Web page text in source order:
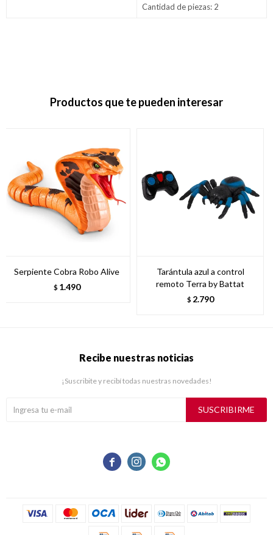
Cantidad de piezas: 2
Productos que te pueden interesar
Serpiente Cobra Robo Alive
$ 1.490
Tarántula azul a control
remoto Terra by Battat
$ 2.790
  
Recibe nuestras noticias
¡Suscribite y recibí todas nuestras novedades!
SUSCRIBIRME